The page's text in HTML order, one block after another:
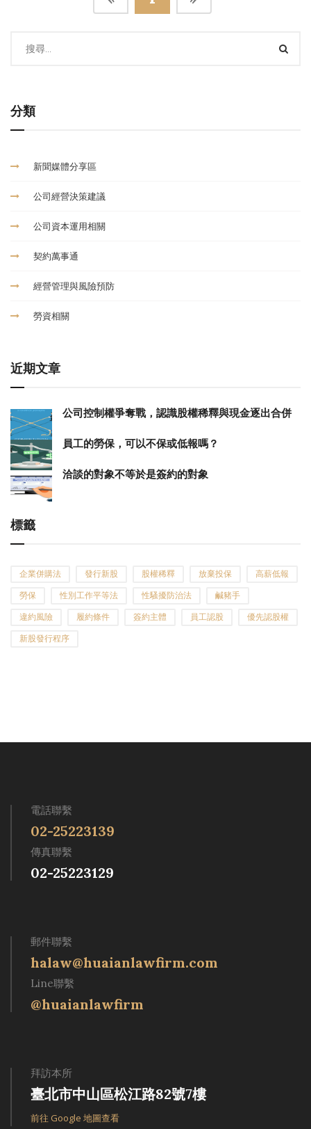
分類
新聞媒體分享區
公司經營決策建議
公司資本運用相關
契約萬事通
經營管理與風險預防
勞資相關
近期文章
公司控制權爭奪戰，認識股權稀釋與現金逐出合併
員工的勞保，可以不保或低報嗎？
洽談的對象不等於是簽約的對象
標籤
企業併購法 發行新股 股權稀釋 放棄投保 高薪低報
勞保 性別工作平等法 性騷擾防治法 鹹豬手
違約風險 履約條件 簽約主體 員工認股 優先認股權
新股發行程序
電話聯繫
02-25223139
傳真聯繫
02-25223129
郵件聯繫
halaw@huaianlawfirm.com
Line聯繫
@huaianlawfirm
拜訪本所
臺北市中山區松江路82號7樓
前往 Google 地圖查看